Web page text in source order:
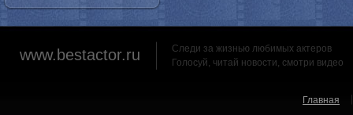
www.bestactor.ru
Следи за жизнью любимых актеров
Голосуй, читай новости, смотри видео
Главная